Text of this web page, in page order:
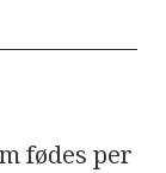
fødes per